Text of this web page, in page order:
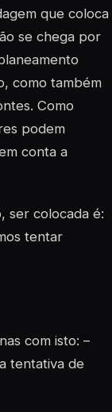
que coloca
se chega por
como também
Como
podem
conta a
ser colocada é:
tentar
com isto: –
tentativa de